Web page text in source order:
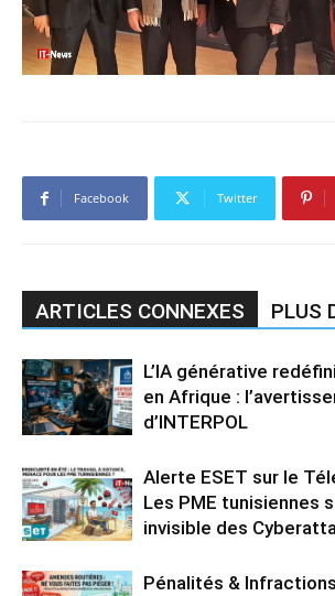
Facebook Twitter
ARTICLES CONNEXES PLUS
L’IA générative
en Afrique :
d’INTERPOL
Alerte ESET sur le
Les PME tunisiennes
invisible des
Pénalités &